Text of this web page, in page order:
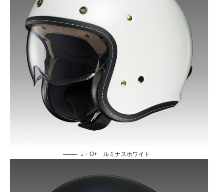
J・O+ ルミナスホワイト